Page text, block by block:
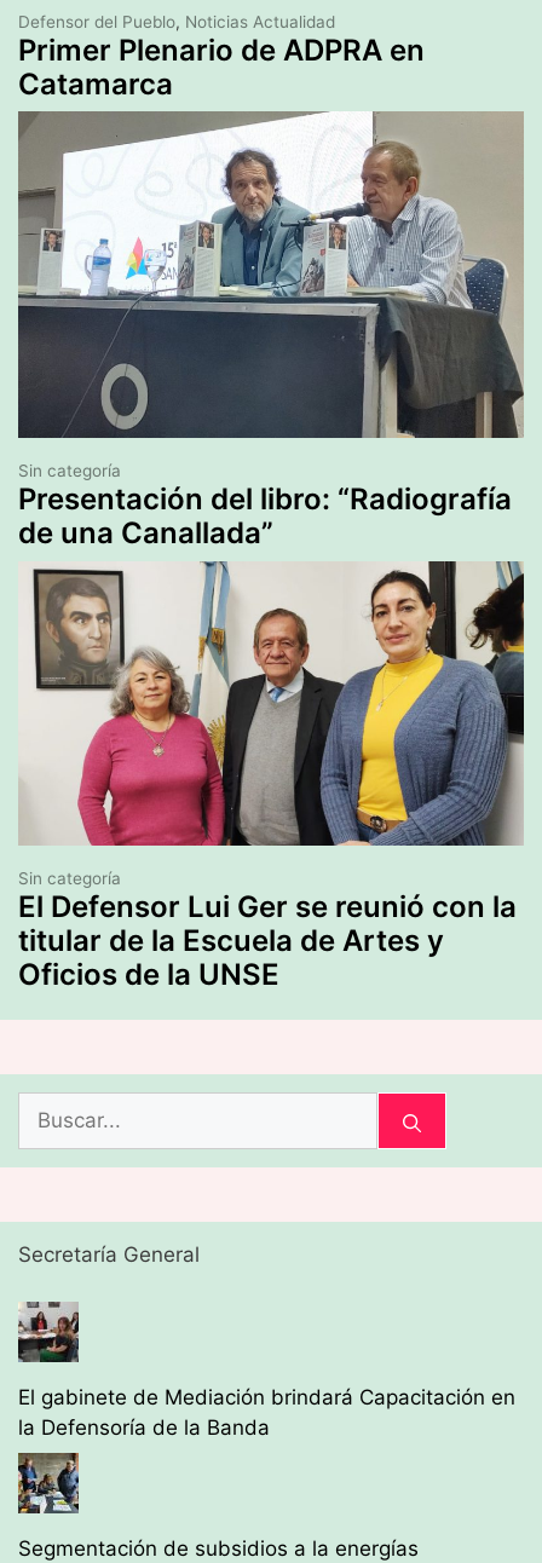
Primer Plenario de ADPRA en
Catamarca
Defensor del Pueblo, Noticias Actualidad
Presentación del libro: “Radiografía
de una Canallada”
Sin categoría
El Defensor Lui Ger se reunió con la
titular de la Escuela de Artes y
Oficios de la UNSE
Sin categoría
Buscar:
Secretaría General
El gabinete de Mediación brindará Capacitación en
la Defensoría de la Banda
Segmentación de subsidios a la energías